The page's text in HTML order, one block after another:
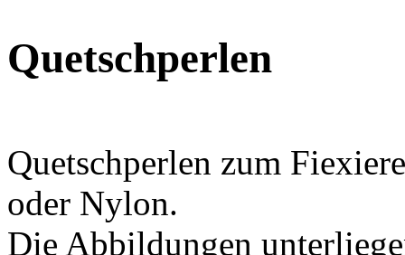
Quetschperlen
Quetschperlen zum
oder Nylon.
Die Abbildungen